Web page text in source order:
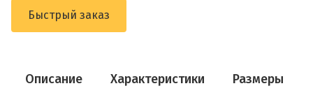
Быстрый заказ
Описание Характеристики Размеры